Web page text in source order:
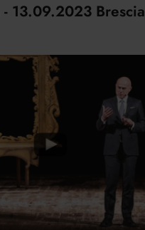
- 13.09.2023 Brescia